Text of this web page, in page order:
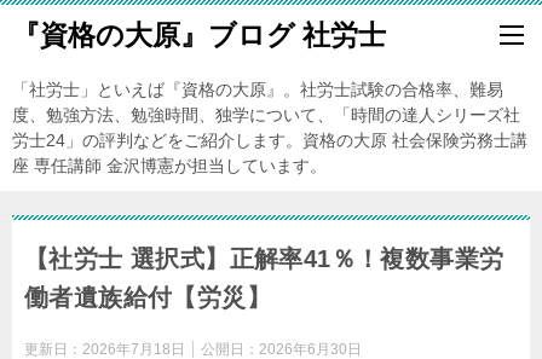
『資格の大原』ブログ 社労士
「社労士」といえば『資格の大原』。社労士試験の合格率、難易
度、勉強方法、勉強時間、独学について、「時間の達人シリーズ社
労士24」の評判などをご紹介します。資格の大原 社会保険労務士講
座 専任講師 金沢博憲が担当しています。
【社労士 選択式】正解率41％！複数事業労
働者遺族給付【労災】
更新日： 2026年7月18日 公開日： 2026年6月30日